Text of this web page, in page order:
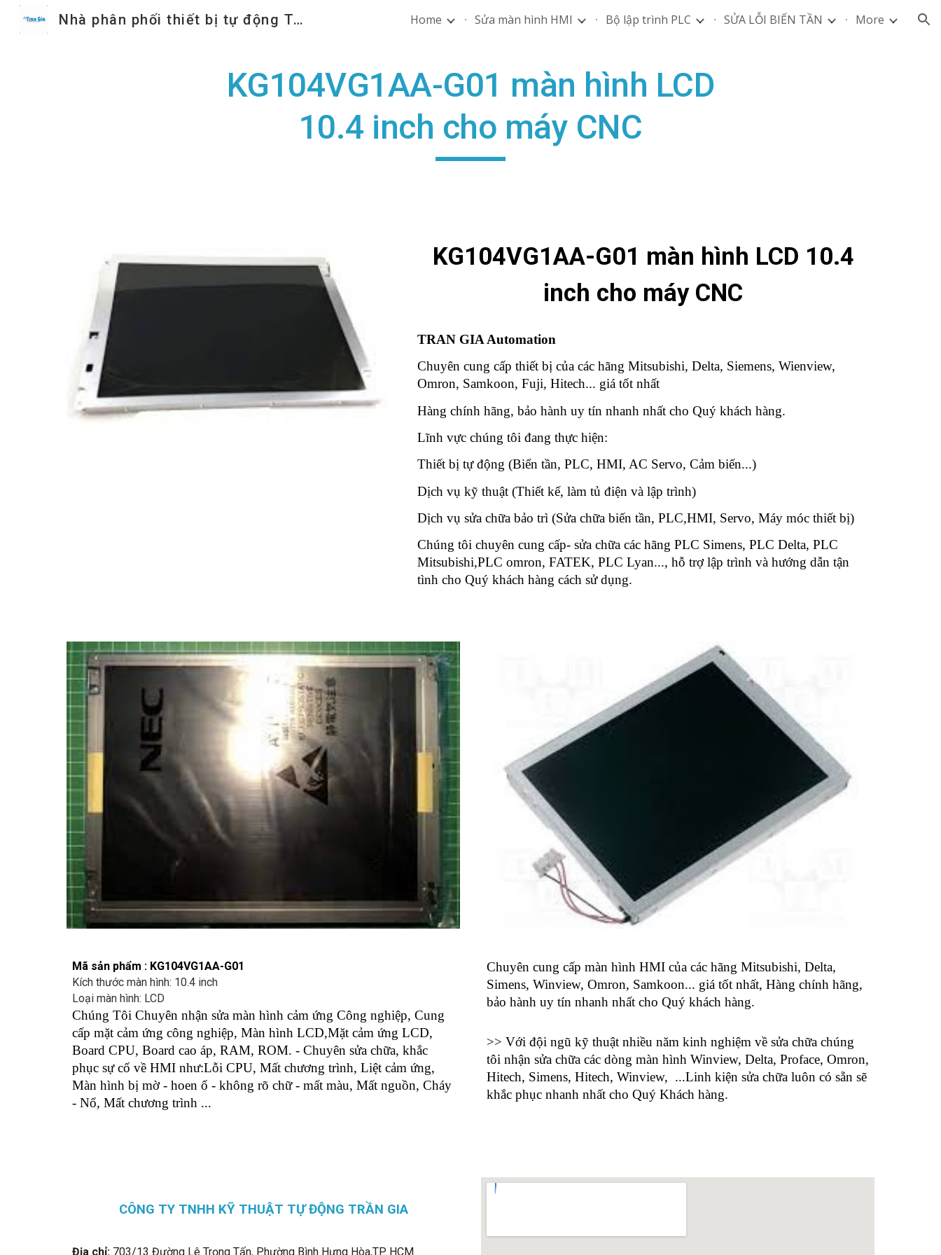
Skip to main content Skip to navigation
Nhà phân phối thiết bị tự động Trần Gia Home Sửa màn hình HMI Bộ lập trình PLC SỬA LỖI BIẾN TẦN More
KG104VG1AA-G01 màn hình LCD
10.4 inch cho máy CNC
KG104VG1AA-G01 màn hình LCD 10.4
inch cho máy CNC
TRAN GIA Automation
Chuyên cung cấp thiết bị của các hãng Mitsubishi, Delta, Siemens, Wienview,
Omron, Samkoon, Fuji, Hitech... giá tốt nhất
Hàng chính hãng, bảo hành uy tín nhanh nhất cho Quý khách hàng.
Lĩnh vực chúng tôi đang thực hiện:
Thiết bị tự động (Biến tần, PLC, HMI, AC Servo, Cảm biến...)
Dịch vụ kỹ thuật (Thiết kế, làm tủ điện và lập trình)
Dịch vụ sửa chữa bảo trì (Sửa chữa biến tần, PLC,HMI, Servo, Máy móc thiết bị)
Chúng tôi chuyên cung cấp- sửa chữa các hãng PLC Simens, PLC Delta, PLC
Mitsubishi,PLC omron, FATEK, PLC Lyan..., hỗ trợ lập trình và hướng dẫn tận
tình cho Quý khách hàng cách sử dụng.
Mã sản phẩm : KG104VG1AA-G01
Kích thước màn hình: 10.4 inch
Loại màn hình: LCD
Chúng Tôi Chuyên nhận sửa màn hình cảm ứng Công nghiệp, Cung
cấp mặt cảm ứng công nghiệp, Màn hình LCD,Mặt cảm ứng LCD,
Board CPU, Board cao áp, RAM, ROM. - Chuyên sửa chữa, khắc
phục sự cố về HMI như:Lỗi CPU, Mất chương trình, Liệt cảm ứng,
Màn hình bị mờ - hoen ố - không rõ chữ - mất màu, Mất nguồn, Cháy
- Nổ, Mất chương trình ...
Chuyên cung cấp màn hình HMI của các hãng Mitsubishi, Delta,
Simens, Winview, Omron, Samkoon... giá tốt nhất, Hàng chính hãng,
bảo hành uy tín nhanh nhất cho Quý khách hàng.
>> Với đội ngũ kỹ thuật nhiều năm kinh nghiệm về sửa chữa chúng
tôi nhận sửa chữa các dòng màn hình Winview, Delta, Proface, Omron,
Hitech, Simens, Hitech, Winview, ...Linh kiện sửa chữa luôn có sẵn sẽ
khắc phục nhanh nhất cho Quý Khách hàng.
CÔNG TY TNHH KỸ THUẬT TỰ ĐỘNG TRẦN GIA
Địa chỉ:703/13 Đường Lê Trọng Tấn, Phường Bình Hưng Hòa,TP. HCM